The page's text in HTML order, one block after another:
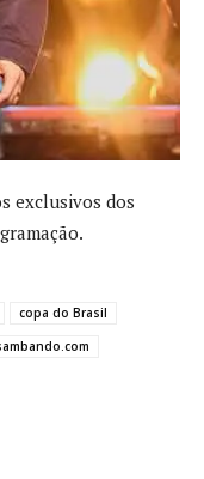
exclusivos dos
copa do Brasil